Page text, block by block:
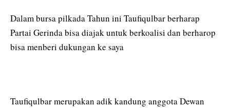
Dalam bursa pilkada Tahun ini Taufiqulbar berharap
Partai Gerinda bisa diajak untuk berkoalisi dan berharop
bisa menberi dukungan ke saya
Taufiqulbar merupakan adik kandung anggota Dewan